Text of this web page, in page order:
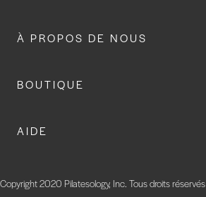
À PROPOS DE NOUS
BOUTIQUE
AIDE
Copyright 2020 Pilatesology, Inc. Tous droits réservés